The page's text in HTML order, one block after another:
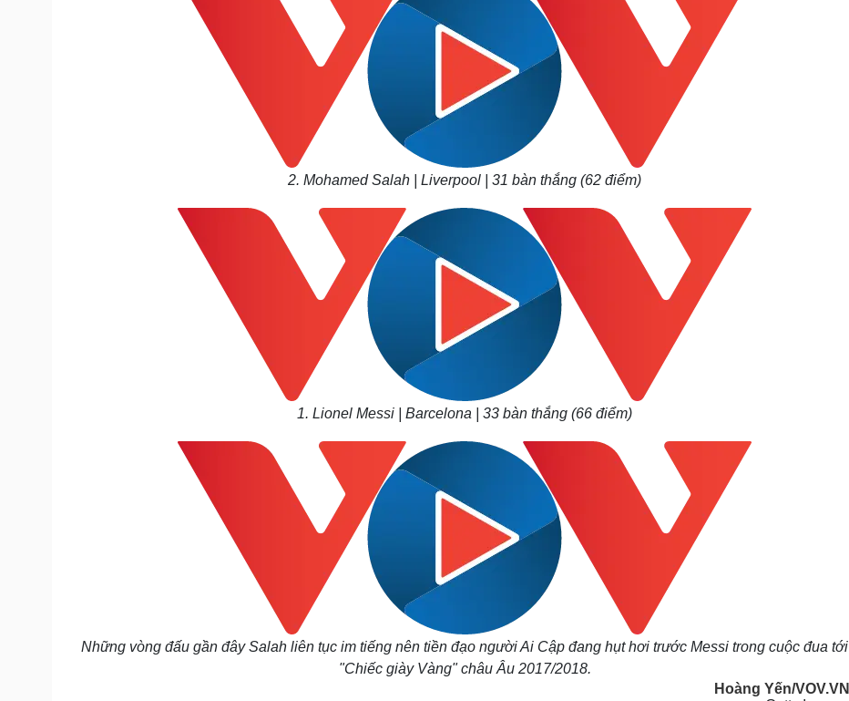
2. Mohamed Salah | Liverpool | 31 bàn thắng (62 điểm)
1. Lionel Messi | Barcelona | 33 bàn thắng (66 điểm)
Những vòng đấu gần đây Salah liên tục im tiếng nên tiền đạo người Ai Cập đang hụt hơi trước Messi trong cuộc đua tới
"Chiếc giày Vàng" châu Âu 2017/2018.
Hoàng Yến/VOV.VN